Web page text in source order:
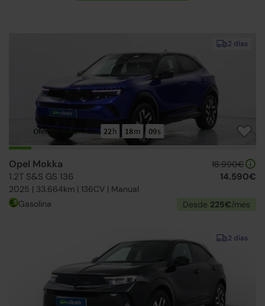
2 días
Ofertas Opel 22h 18m 08s
Opel Mokka
1.2T S&S GS 136
2025 | 33.664km | 136CV | Manual
18.990€
14.590€
Gasolina Desde 225€/mes
2 días